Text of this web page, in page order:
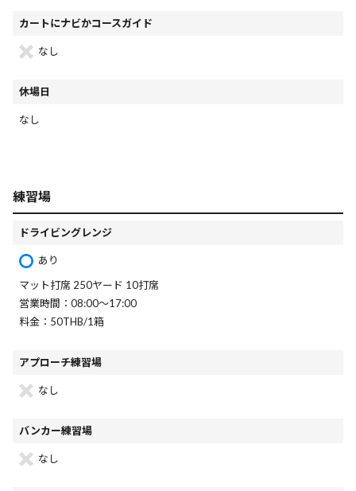
カートにナビかコースガイド
なし
休場日
なし
練習場
ドライビングレンジ
あり
マット打席 250ヤード 10打席
営業時間：08:00～17:00
料金：50THB/1箱
アプローチ練習場
なし
バンカー練習場
なし